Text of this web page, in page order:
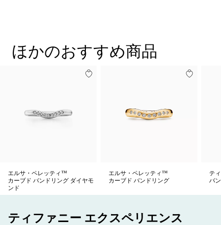
ほかのおすすめ商品
エルサ・ペレッティ™
カーブド バンドリング ダイヤモ
ンド
エルサ・ペレッティ™
カーブド バンドリング
テ
バ
ティファニー エクスペリエンス